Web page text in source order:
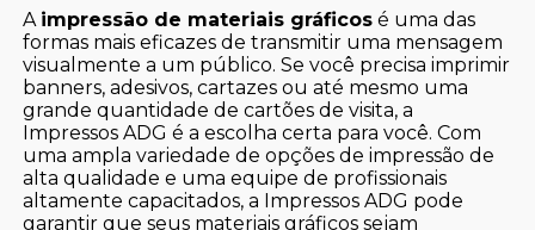
A impressão de materiais gráficos é uma das
formas mais eficazes de transmitir uma mensagem
visualmente a um público. Se você precisa imprimir
banners, adesivos, cartazes ou até mesmo uma
grande quantidade de cartões de visita, a
Impressos ADG é a escolha certa para você. Com
uma ampla variedade de opções de impressão de
alta qualidade e uma equipe de profissionais
altamente capacitados, a Impressos ADG pode
garantir que seus materiais gráficos sejam